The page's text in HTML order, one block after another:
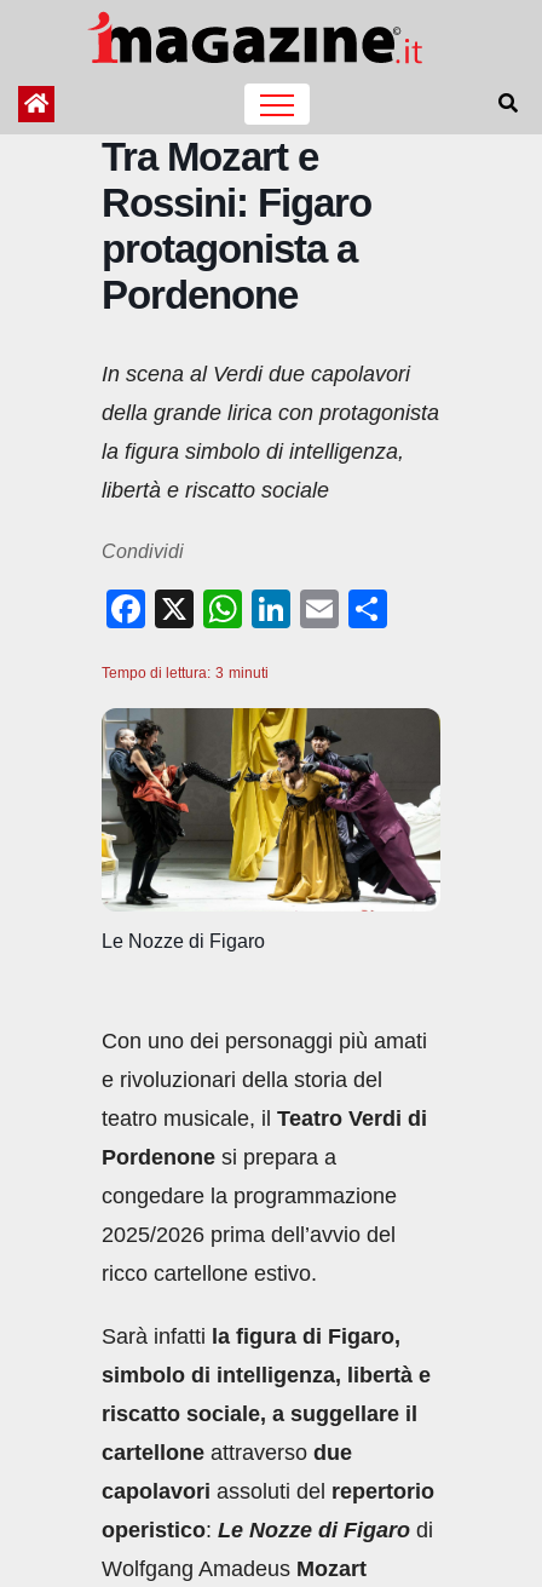
contenuto
Tra Mozart e
Rossini: Figaro
protagonista a
Pordenone
In scena al Verdi due capolavori
della grande lirica con protagonista
la figura simbolo di intelligenza,
libertà e riscatto sociale
Condividi
F
c
e
b
o
o
k
X
W
at
s
A
p
p
Li
e
dI
n
E
di
Tempo di lettura: 3 minuti
Le Nozze di Figaro
Con uno dei personaggi più amati
e rivoluzionari della storia del
teatro musicale, il Teatro Verdi di
Pordenone si prepara a
congedare la programmazione
2025/2026 prima dell’avvio del
ricco cartellone estivo.
Sarà infatti la figura di Figaro,
simbolo di intelligenza, libertà e
riscatto sociale, a suggellare il
cartellone attraverso due
capolavori assoluti del repertorio
operistico: Le Nozze di Figaro di
Wolfgang Amadeus Mozart